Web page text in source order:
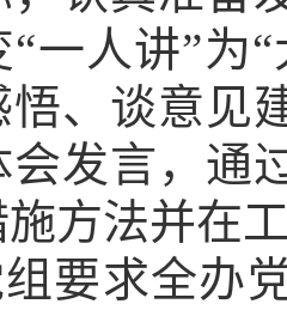
“一人讲”为
悟、谈意见
会发言，通
方法并在
要求全办